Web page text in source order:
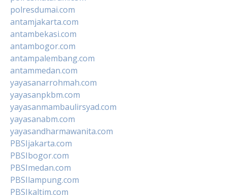
polresdumai.com
antamjakarta.com
antambekasi.com
antambogor.com
antampalembang.com
antammedan.com
yayasanarrohmah.com
yayasanpkbm.com
yayasanmambaulirsyad.com
yayasanabm.com
yayasandharmawanita.com
PBSIjakarta.com
PBSIbogor.com
PBSImedan.com
PBSIlampung.com
PBSIkaltim.com